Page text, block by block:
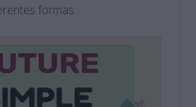
formas.